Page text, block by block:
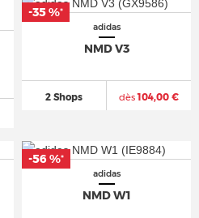
adidas
NMD V3
2 Shops dès104,00 €
-35 %*
adidas
NMD W1
-56 %*